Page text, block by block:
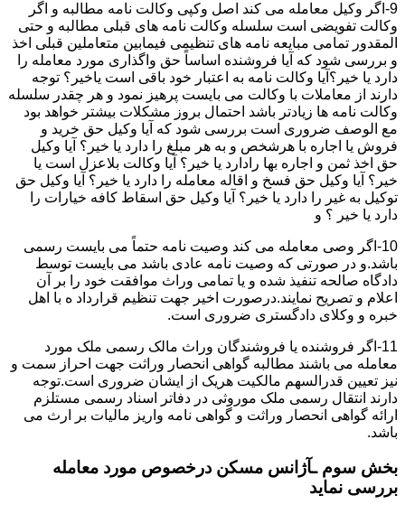
9-اگر وکیل معامله می کند اصل وکپی وکالت نامه مطالبه و اگر
وکالت تفویضی است سلسله وکالت نامه های قبلی مطالبه و حتی
المقدور تمامی مبایعه نامه های تنظیمی فیمابین متعاملین قبلی اخذ
و بررسی شود که آیا فروشنده اساساً حق واگذاری مورد معامله را
دارد یا خیر؟آیا وکالت نامه به اعتبار خود باقی است یاخیر؟ توجه
دارند از معاملات با وکالت می بایست پرهیز نمود و هر چقدر سلسله
وکالت نامه ها زیادتر باشد احتمال بروز مشکلات بیشتر خواهد بود
مع الوصف ضروری است بررسی شود که آیا وکیل حق خرید و
فروش یا اجاره با هرشخص و به هر مبلغ را دارد یا خیر؟ آیا وکیل
حق اخذ ثمن و اجاره بها رادارد یا خیر؟ آیا وکالت بلاعزل است یا
خیر؟ آیا وکیل حق فسخ و اقاله معامله را دارد یا خیر؟ آیا وکیل حق
توکیل به غیر را دارد یا خیر؟ آیا وکیل حق اسقاط کافه خیارات را
دارد یا خیر ؟ و
10-اگر وصی معامله می کند وصیت نامه حتماً می بایست رسمی
باشد.و در صورتی که وصیت نامه عادی باشد می بایست توسط
دادگاه صالحه تنفیذ شده و یا تمامی وراث موافقت خود را بر آن
اعلام و تصریح نمایند.درصورت اخیر جهت تنظیم قرارداد ه با اهل
خبره و وکلای دادگستری ضروری است.
11-اگر فروشنده یا فروشندگان وراث مالک رسمی ملک مورد
معامله می باشند مطالبه گواهی انحصار وراثت جهت احراز سمت و
نیز تعیین قدرالسهم مالکیت هریک از ایشان ضروری است.توجه
دارند انتقال رسمی ملک موروثی در دفاتر اسناد رسمی مستلزم
ارائه گواهی انحصار وراثت و گواهی نامه واریز مالیات بر ارث می
باشد.
بخش سوم ـآژانس مسکن درخصوص مورد معامله
بررسی نماید